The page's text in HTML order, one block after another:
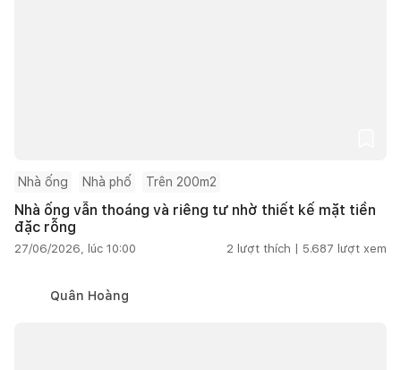
Nhà ống Nhà phố Trên 200m2
Nhà ống vẫn thoáng và riêng tư nhờ thiết kế mặt tiền
đặc rỗng
27/06/2026, lúc 10:00 2 lượt thích | 5.687 lượt xem
Quân Hoàng